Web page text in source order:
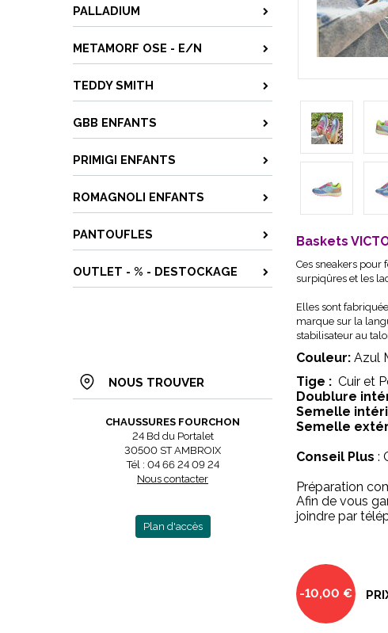
PALLADIUM
METAMORF OSE - E/N
TEDDY SMITH
GBB ENFANTS
PRIMIGI ENFANTS
ROMAGNOLI ENFANTS
PANTOUFLES
OUTLET - % - DESTOCKAGE
NOUS TROUVER
CHAUSSURES FOURCHON
24 Bd du Portalet
30500 ST AMBROIX
Tél : 04 66 24 09 24
Nous contacter
Plan d'accès
Baskets
Ces sneakers
surpiqûres et les
Elles sont
marque sur la
stabilisateur au
Couleur: Azul
Tige : Cuir et
Doublure
Semelle
Semelle
Conseil Plus :
Préparation
Afin de vous
joindre par
-10,00 €